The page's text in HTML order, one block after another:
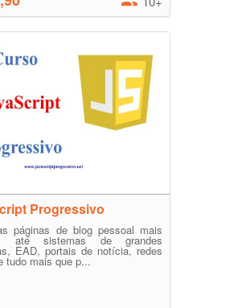
Progressivo
páginas de blog pessoal mais
até sistemas de grandes
EAD, portais de notícia, redes
tudo mais que p...